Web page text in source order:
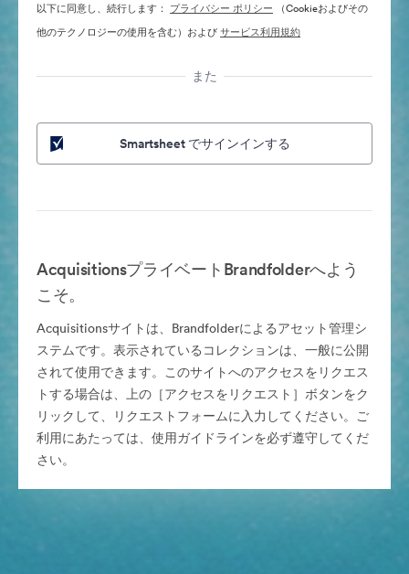
以下に同意し、続行します： プライバシー ポリシー （Cookieおよびその
他のテクノロジーの使用を含む）およびサービス利用規約
また
Smartsheet でサインインする
AcquisitionsプライベートBrandfolderへよう
こそ。
Acquisitionsサイトは、Brandfolderによるアセット管理シ
ステムです。表示されているコレクションは、一般に公開
されて使用できます。このサイトへのアクセスをリクエス
トする場合は、上の［アクセスをリクエスト］ボタンをク
リックして、リクエストフォームに入力してください。ご
利用にあたっては、使用ガイドラインを必ず遵守してくだ
さい。